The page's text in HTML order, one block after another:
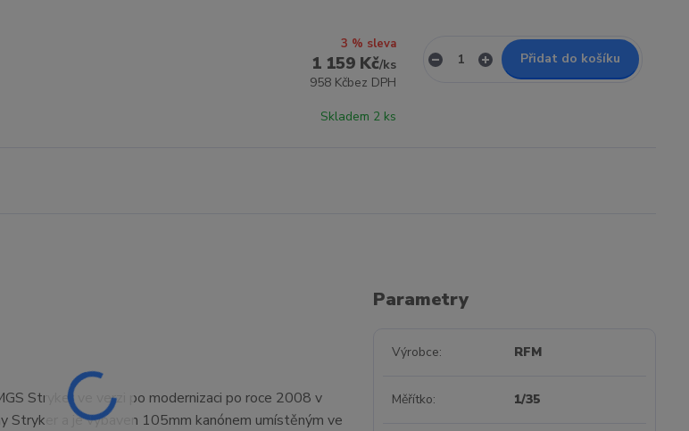
3 % sleva
1 159 Kč/ks
958 Kčbez DPH
Skladem 2 ks
Přidat do košíku
Stryker ve verzi po modernizaci po roce 2008 v
a je vybaven 105mm kanónem umístěným ve
Parametry
Výrobce RFM
Měřítko 1/35